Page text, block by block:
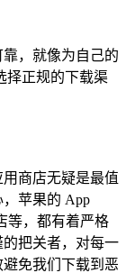
，就像为自己的
择正规的下载渠
商店无疑是最值
苹果的 App
等，都有着严格
把关者，对每一
免我们下载到恶